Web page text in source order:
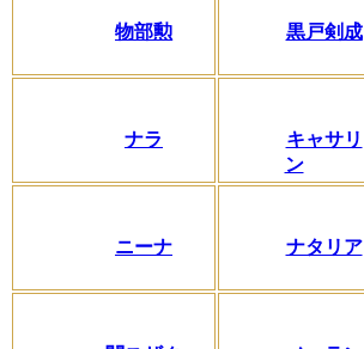
物部勲 黒戸剣成
ナラ
キャサリ
ン
ニーナ ナタリア